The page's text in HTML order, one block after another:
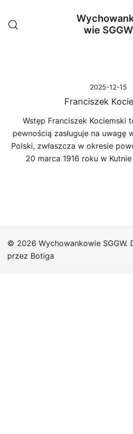
treści
wie SGGW
2025-12-15
Franciszek
Wstęp Franciszek Kociemski
pewnością zasługuje na uwagę
Polski, zwłaszcza w okresie
20 marca 1916 roku w
© 2026 Wychowankowie SGGW.
przez Botiga